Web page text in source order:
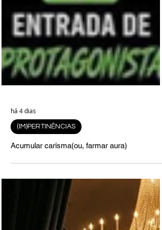
há 4 dias
(IM)PERTINÊNCIAS
Acumular carisma(ou, farmar aura)